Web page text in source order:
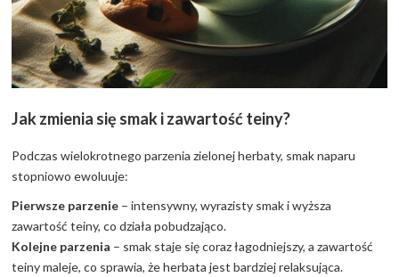
Jak zmienia się smak i zawartość teiny?
Podczas wielokrotnego parzenia zielonej herbaty, smak naparu
stopniowo ewoluuje:
Pierwsze parzenie – intensywny, wyrazisty smak i wyższa
zawartość teiny, co działa pobudzająco.
Kolejne parzenia – smak staje się coraz łagodniejszy, a zawartość
teiny maleje, co sprawia, że herbata jest bardziej relaksująca.